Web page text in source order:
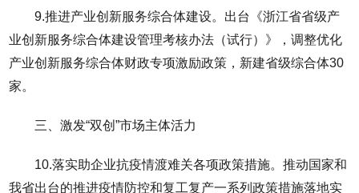
9.推进产业创新服务综合体建设。出台《浙江省省级产
业创新服务综合体建设管理考核办法（试行）》，调整优化
产业创新服务综合体财政专项激励政策，新建省级综合体30
家。
三、激发“双创”市场主体活力
10.落实助企业抗疫情渡难关各项政策措施。推动国家和
我省出台的推进疫情防控和复工复产一系列政策措施落地实